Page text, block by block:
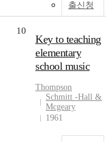
출신청
10
Key to teaching
elementary
school music
Thompson
Schmitt -Hall &
Mcgeary
1961